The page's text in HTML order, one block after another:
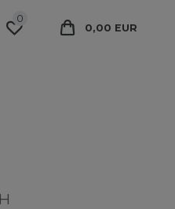
0
0,00 EUR